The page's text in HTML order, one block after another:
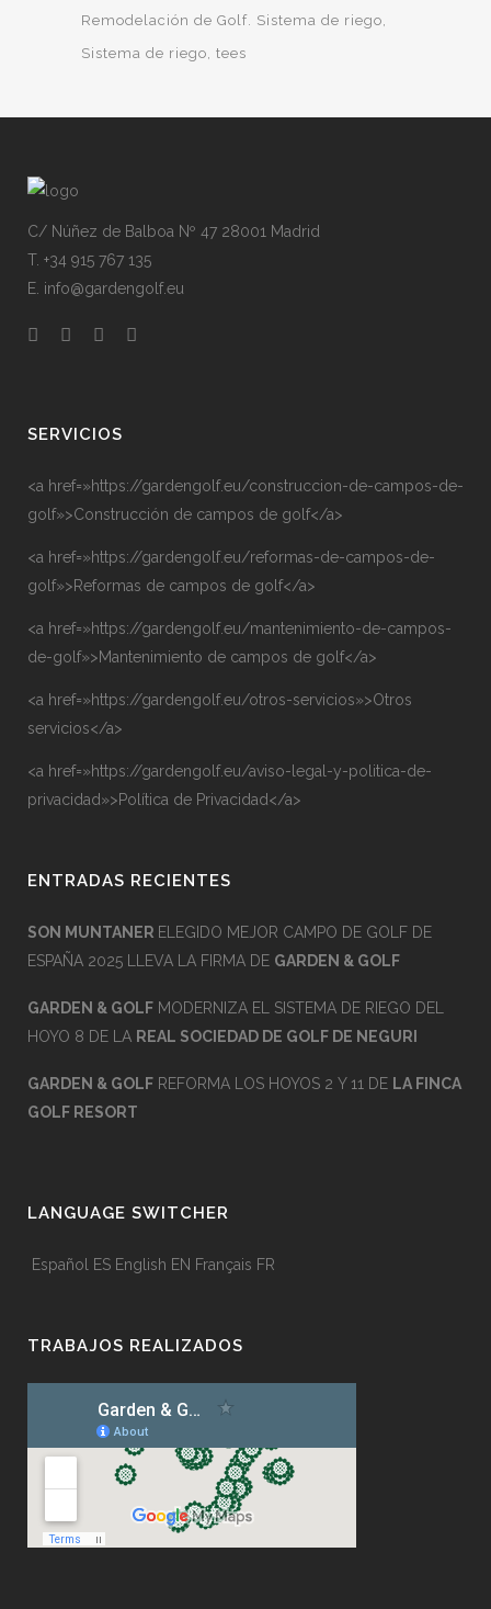
Remodelación de Golf. Sistema de riego
Sistema de riego tees
C/ Núñez de Balboa Nº 47 28001 Madrid
T. +34 915 767 135
E. info@gardengolf.eu
SERVICIOS
<a href=»https://gardengolf.eu/construccion-de-campos-de-
golf»>Construcción de campos de golf</a>
<a href=»https://gardengolf.eu/reformas-de-campos-de-
golf»>Reformas de campos de golf</a>
<a href=»https://gardengolf.eu/mantenimiento-de-campos-
de-golf»>Mantenimiento de campos de golf</a>
<a href=»https://gardengolf.eu/otros-servicios»>Otros
servicios</a>
<a href=»https://gardengolf.eu/aviso-legal-y-politica-de-
privacidad»>Política de Privacidad</a>
ENTRADAS RECIENTES
SON MUNTANER ELEGIDO MEJOR CAMPO DE GOLF DE
ESPAÑA 2025 LLEVA LA FIRMA DE GARDEN & GOLF
GARDEN & GOLF MODERNIZA EL SISTEMA DE RIEGO DEL
HOYO 8 DE LA REAL SOCIEDAD DE GOLF DE NEGURI
GARDEN & GOLF REFORMA LOS HOYOS 2 Y 11 DE LA FINCA
GOLF RESORT
LANGUAGE SWITCHER
Español ES English EN Français FR
TRABAJOS REALIZADOS